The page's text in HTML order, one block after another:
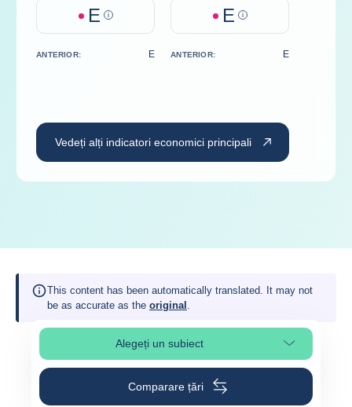
E Help E Help
ANTERIOR: E ANTERIOR: E
Vedeți alți indicatori economici principali
This content has been automatically translated. It may not
be as accurate as the original .
Alegeți un subiectSelect page section
Comparare țări